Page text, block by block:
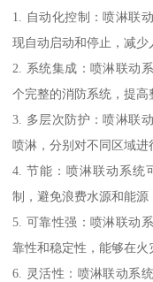
1. 自动化控制：喷淋联
现自动启动和停止，减少
2. 系统集成：喷淋联动
个完整的消防系统，提高
3. 多层次防护：喷淋联
喷淋，分别对不同区域进
4. 节能：喷淋联动系统
制，避免浪费水源和能源
5. 可靠性强：喷淋联动
靠性和稳定性，能够在火
6. 灵活性：喷淋联动系